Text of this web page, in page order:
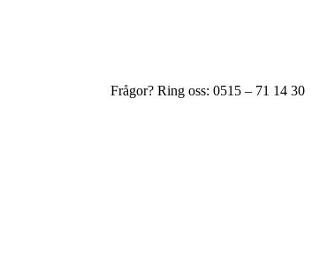
Frågor? Ring oss: 0515 – 71 14 30